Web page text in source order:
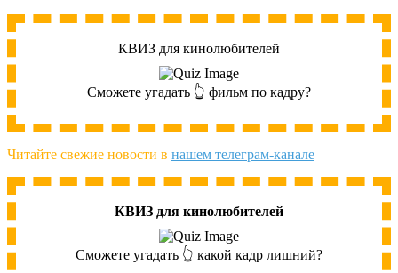
КВИЗ для кинолюбителей
Сможете угадать 👆 фильм по кадру?
Читайте свежие новости в нашем телеграм-канале
КВИЗ для кинолюбителей
Сможете угадать 👆 какой кадр лишний?